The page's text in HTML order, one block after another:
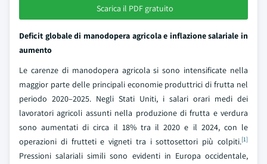
Scarica il PDF gratuito
Deficit globale di manodopera agricola e inflazione salariale in
aumento
Le carenze di manodopera agricola si sono intensificate nella
maggior parte delle principali economie produttrici di frutta nel
periodo 2020–2025. Negli Stati Uniti, i salari orari medi dei
lavoratori agricoli assunti nella produzione di frutta e verdura
sono aumentati di circa il 18% tra il 2020 e il 2024, con le
operazioni di frutteti e vigneti tra i sottosettori più colpiti.[1]
Pressioni salariali simili sono evidenti in Europa occidentale,